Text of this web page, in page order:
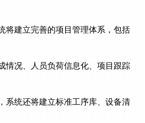
将建立完善的项目管理体系，包括
情况、人员负荷信息化、项目跟踪
系统还将建立标准工序库、设备清